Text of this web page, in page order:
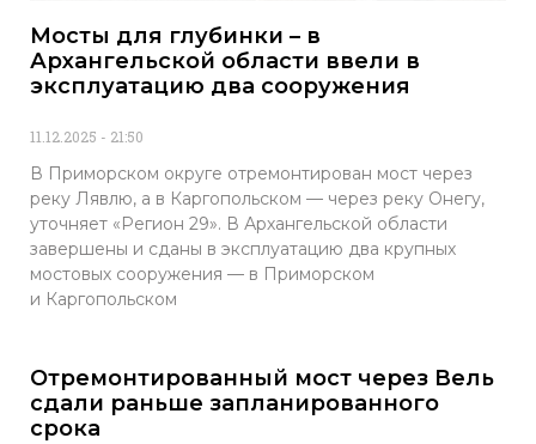
Мосты для глубинки – в
Архангельской области ввели в
эксплуатацию два сооружения
11.12.2025 21:50
В Приморском округе отремонтирован мост через
реку Лявлю, а в Каргопольском — через реку Онегу,
уточняет «Регион 29». В Архангельской области
завершены и сданы в эксплуатацию два крупных
мостовых сооружения — в Приморском
и Каргопольском
Отремонтированный мост через Вель
сдали раньше запланированного
срока